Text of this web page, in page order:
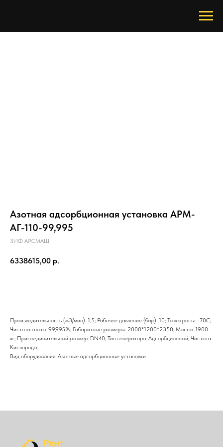
Азотная адсорбционная установка АРМ-
АГ-110-99,995
ЗИФ АРСМАШ
6338615,00 р.
Производительность (м3/мин): 1,5; Рабочее давление (бар): 10; Точка росы: -70С;
Чистота азота: 99,995%; Габаритные размеры: 2000*1200*2350; Масса: 1900
кг; Присоединительный размер: DN40; Тип генератора: Адсорбционный; Чистота
Кислорода:
Вид оборудования: Азотные адсорбционные установки